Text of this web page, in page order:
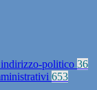
politico 36
653